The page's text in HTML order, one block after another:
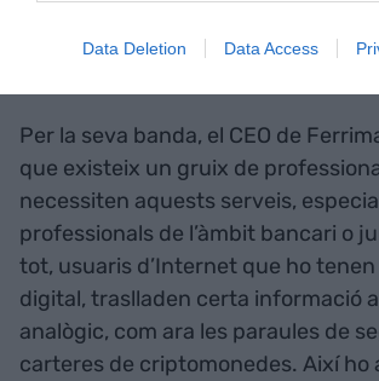
Data Deletion Data Access
es podrà obrir una
Per la seva banda, el CEO de
que existeix un gruix de
necessiten aquests serveis,
professionals de l’àmbit bancari o
tot, usuaris d’Internet que ho tenen
digital, traslladen certa informació a
analògic, com ara les paraules de
carteres de criptomonedes. Així ho